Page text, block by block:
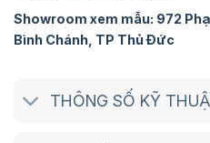
Showroom xem mẫu: 972
Bình Chánh, TP Thủ Đức
THÔNG SỐ KỸ